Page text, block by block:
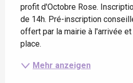
profit d'Octobre Rose.
de 14h. Pré-inscription
offert par la mairie à l'arrivée
place.
Mehr anzeigen